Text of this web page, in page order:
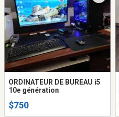
ORDINATEUR DE BUREAU i5
10e génération
$750